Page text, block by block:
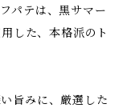
パテは、黒サマー
した、本格派のト
旨みに、厳選した